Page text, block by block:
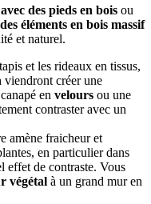
des pieds en bois ou
éléments en bois massif
et naturel.
et les rideaux en tissus,
viendront créer une
en velours ou une
contraster avec un
amène fraicheur et
en particulier dans
effet de contraste. Vous
végétal à un grand mur en